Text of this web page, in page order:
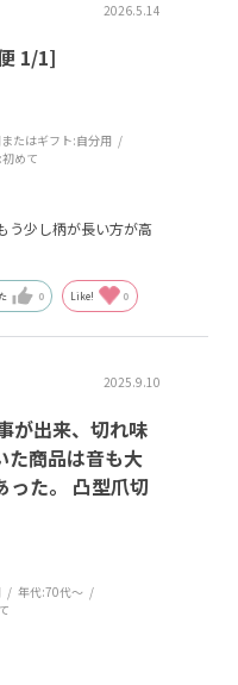
2026.5.14
1/1]
たはギフト:自分用
初めて
う少し柄が長い方が高
0 Like! 0
2025.9.10
が出来、切れ味
た商品は音も大
った。 凸型爪切
年代:70代～